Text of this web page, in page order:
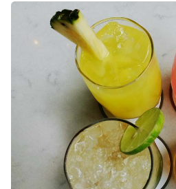
Voir les détails